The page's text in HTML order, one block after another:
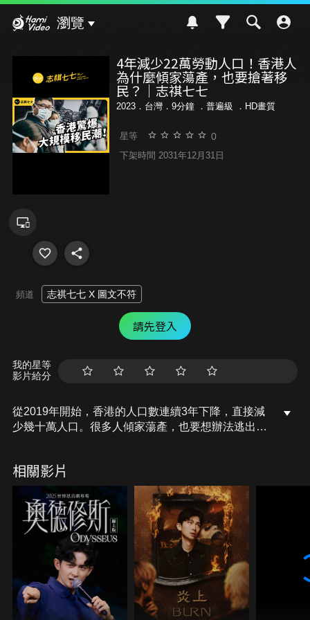
瀏覽
4年減少22萬勞動人口！香港人
為什麼傾家蕩產，也要搶著移
民？｜志祺七七
2023．台灣．9分鐘 ． 普遍級 ．HD畫質
星等 0
下架時間 2031年12月31日
頻道 志祺七七 X 圖文不符
請先登入
我的星等
影片給分
從2019年開始，香港的人口數連續3年下降，直接減
少幾十萬人口。很多人傾家蕩產，也要想辦法逃出香
相關影片